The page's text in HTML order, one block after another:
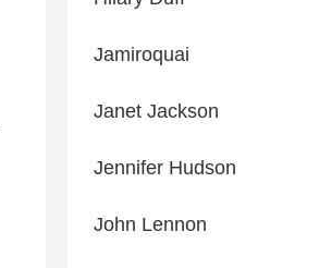
Jamiroquai
Janet Jackson
Jennifer Hudson
John Lennon